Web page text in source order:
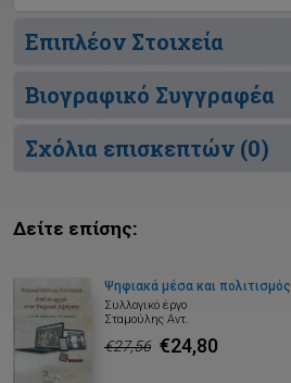
Επιπλέον Στοιχεία
Βιογραφικό Συγγραφέα
Σχόλια επισκεπτών (0)
Δείτε επίσης:
Ψηφιακά μέσα και πολιτισμός
Συλλογικό έργο
Σταμούλης Αντ.
€27,56 €24,80